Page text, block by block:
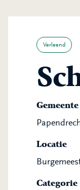
Verleend
Gemeente
Locatie
Categorie